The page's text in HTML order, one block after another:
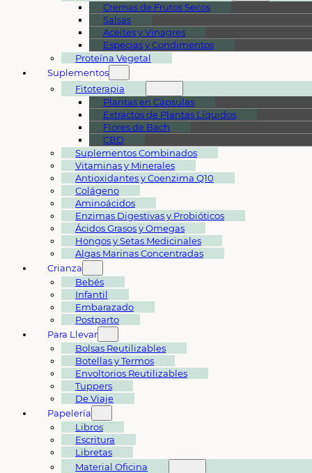
Cremas de Frutos Secos
Salsas
Aceites y Vinagres
Especias y Condimentos
Proteína Vegetal
Suplementos
Fitoterapia
Plantas en Cápsulas
Extractos de Plantas Líquidos
Flores de Bach
CBD
Suplementos Combinados
Vitaminas y Minerales
Antioxidantes y Coenzima Q10
Colágeno
Aminoácidos
Enzimas Digestivas y Probióticos
Ácidos Grasos y Omegas
Hongos y Setas Medicinales
Algas Marinas Concentradas
Crianza
Bebés
Infantil
Embarazado
Postparto
Para Llevar
Bolsas Reutilizables
Botellas y Termos
Envoltorios Reutilizables
Tuppers
De Viaje
Papelería
Libros
Escritura
Libretas
Material Oficina